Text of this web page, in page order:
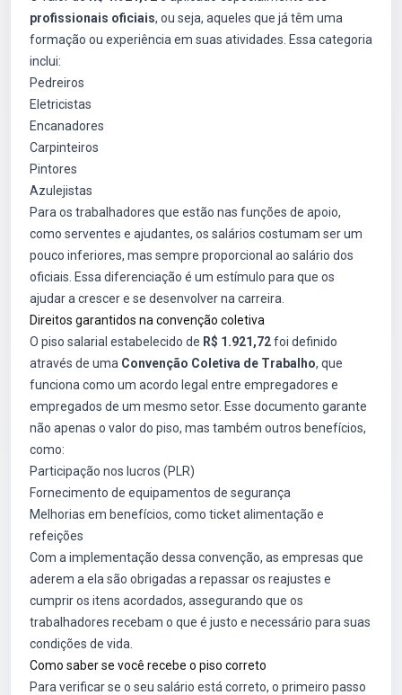
profissionais oficiais, ou seja, aqueles que já têm uma
formação ou experiência em suas atividades. Essa categoria
inclui:
Pedreiros
Eletricistas
Encanadores
Carpinteiros
Pintores
Azulejistas
Para os trabalhadores que estão nas funções de apoio,
como serventes e ajudantes, os salários costumam ser um
pouco inferiores, mas sempre proporcional ao salário dos
oficiais. Essa diferenciação é um estímulo para que os
ajudar a crescer e se desenvolver na carreira.
Direitos garantidos na convenção coletiva
O piso salarial estabelecido de R$ 1.921,72foi definido
através de uma Convenção Coletiva de Trabalho, que
funciona como um acordo legal entre empregadores e
empregados de um mesmo setor. Esse documento garante
não apenas o valor do piso, mas também outros benefícios,
como:
Participação nos lucros (PLR)
Fornecimento de equipamentos de segurança
Melhorias em benefícios, como ticket alimentação e
refeições
Com a implementação dessa convenção, as empresas que
aderem a ela são obrigadas a repassar os reajustes e
cumprir os itens acordados, assegurando que os
trabalhadores recebam o que é justo e necessário para suas
condições de vida.
Como saber se você recebe o piso correto
Para verificar se o seu salário está correto, o primeiro passo